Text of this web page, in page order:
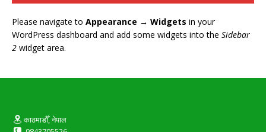
Please navigate to Appearance → Widgets in your
WordPress dashboard and add some widgets into the Sidebar
2 widget area.
काठमाडौँ, नेपाल